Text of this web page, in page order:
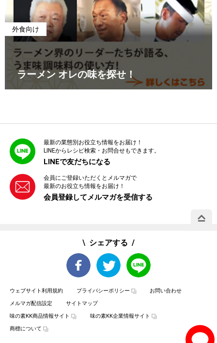
外食向け
ラーメン オレの味を探せ！
最新の業態別お役立ち情報をお届け！
LINEからレシピ検索・お問合せもできます。
LINEで友だちになる
会員にご登録いただくとメルマガで
最新のお役立ち情報をお届け！
会員登録してメルマガを受信する
シェアする
ウェブサイト利用規約 プライバシーポリシー
お問い合わせ
メルマガ配信設定
サイトマップ
味の素KK商品情報サイト
味の素KK企業情報サイト
商標について